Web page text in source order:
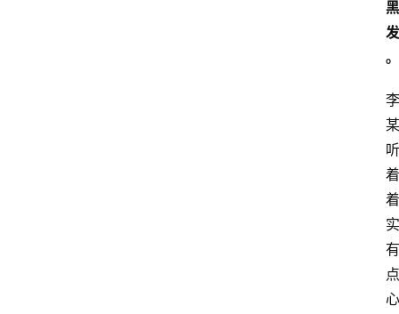
黑
发
。
李
某
听
着
着
实
有
点
心